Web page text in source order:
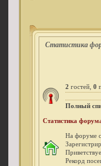
Статистика
2 гостей, 0
Полный
Статистика
На форуме
Рекорд